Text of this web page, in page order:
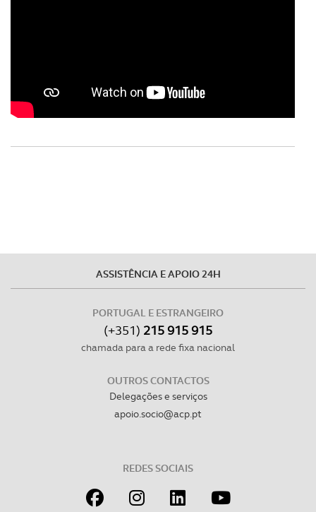
ASSISTÊNCIA E APOIO 24H
PORTUGAL E ESTRANGEIRO
(+351) 215 915 915
chamada para a rede fixa nacional
OUTROS CONTACTOS
Delegações e serviços
apoio.socio@acp.pt
REDES SOCIAIS